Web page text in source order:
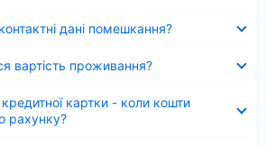
дані помешкання?
вартість проживання?
картки - коли кошти
рахунку?